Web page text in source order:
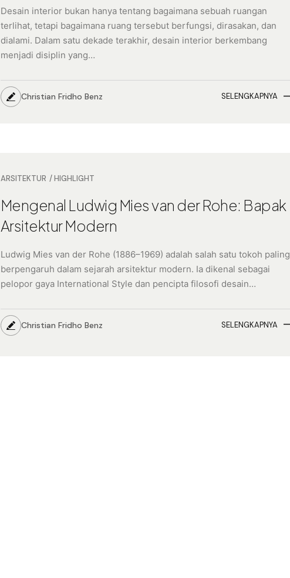
Desain interior bukan hanya tentang bagaimana sebuah ruangan
terlihat, tetapi bagaimana ruang tersebut berfungsi, dirasakan, dan
dialami. Dalam satu dekade terakhir, desain interior berkembang
menjadi disiplin yang…
Christian Fridho Benz SELENGKAPNYA
ARSITEKTUR HIGHLIGHT
Mengenal Ludwig Mies van der Rohe: Bapak
Arsitektur Modern
Ludwig Mies van der Rohe (1886–1969) adalah salah satu tokoh paling
berpengaruh dalam sejarah arsitektur modern. Ia dikenal sebagai
pelopor gaya International Style dan pencipta filosofi desain…
Christian Fridho Benz SELENGKAPNYA